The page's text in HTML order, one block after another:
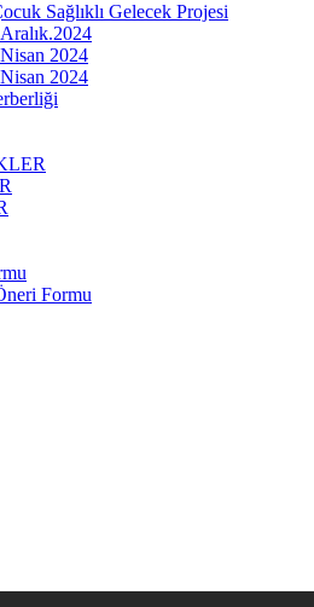
Sağlıklı Gelecek Projesi
2024
2024
Formu